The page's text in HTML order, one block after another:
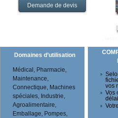
Demande de devis
Domaines d’utilisation
Médical, Pharmacie,
Maintenance,
Connectique, Machines
spéciales, Industrie,
Agroalimentaire,
Emballage, Pompes,
vos
Vos